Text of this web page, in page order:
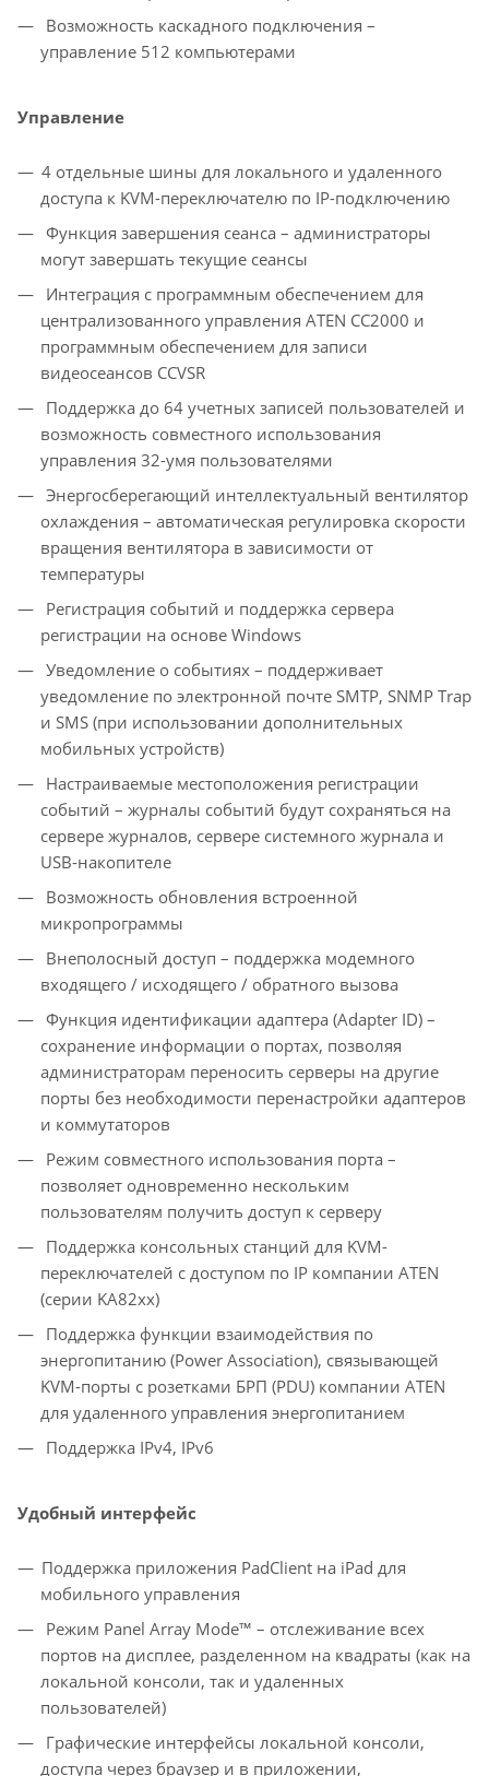
Возможность каскадного подключения –
управление 512 компьютерами
Управление
4 отдельные шины для локального и удаленного
доступа к KVM-переключателю по IP-подключению
Функция завершения сеанса – администраторы
могут завершать текущие сеансы
Интеграция с программным обеспечением для
централизованного управления ATEN CC2000 и
программным обеспечением для записи
видеосеансов CCVSR
Поддержка до 64 учетных записей пользователей и
возможность совместного использования
управления 32-умя пользователями
Энергосберегающий интеллектуальный вентилятор
охлаждения – автоматическая регулировка скорости
вращения вентилятора в зависимости от
температуры
Регистрация событий и поддержка сервера
регистрации на основе Windows
Уведомление о событиях – поддерживает
уведомление по электронной почте SMTP, SNMP Trap
и SMS (при использовании дополнительных
мобильных устройств)
Настраиваемые местоположения регистрации
событий – журналы событий будут сохраняться на
сервере журналов, сервере системного журнала и
USB-накопителе
Возможность обновления встроенной
микропрограммы
Внеполосный доступ – поддержка модемного
входящего / исходящего / обратного вызова
Функция идентификации адаптера (Adapter ID) –
сохранение информации о портах, позволяя
администраторам переносить серверы на другие
порты без необходимости перенастройки адаптеров
и коммутаторов
Режим совместного использования порта –
позволяет одновременно нескольким
пользователям получить доступ к серверу
Поддержка консольных станций для KVM-
переключателей с доступом по IP компании ATEN
(серии KA82xx)
Поддержка функции взаимодействия по
энергопитанию (Power Association), связывающей
KVM-порты с розетками БРП (PDU) компании ATEN
для удаленного управления энергопитанием
Поддержка IPv4, IPv6
Удобный интерфейс
Поддержка приложения PadClient на iPad для
мобильного управления
Режим Panel Array Mode™ – отслеживание всех
портов на дисплее, разделенном на квадраты (как на
локальной консоли, так и удаленных
пользователей)
Графические интерфейсы локальной консоли,
доступа через браузер и в приложении,